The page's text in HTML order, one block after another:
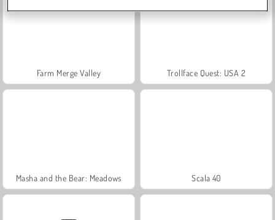
Farm Merge Valley Trollface Quest: USA 2
Masha and the Bear: Meadows Scala 40